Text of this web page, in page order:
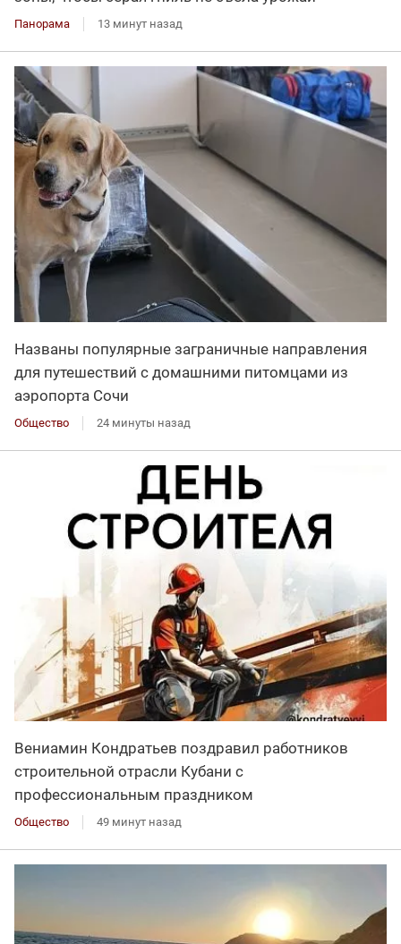
Панорама 13 минут назад
Названы популярные заграничные направления
для путешествий с домашними питомцами из
аэропорта Сочи
Общество 24 минуты назад
Вениамин Кондратьев поздравил работников
строительной отрасли Кубани с
профессиональным праздником
Общество 49 минут назад